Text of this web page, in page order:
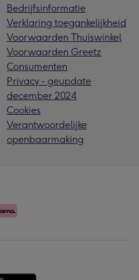
Bedrijfsinformatie
Verklaring toegankelijkheid
Voorwaarden Thuiswinkel
Voorwaarden Greetz
Consumenten
Privacy - geupdate
december 2024
Cookies
Verantwoordelijke
openbaarmaking